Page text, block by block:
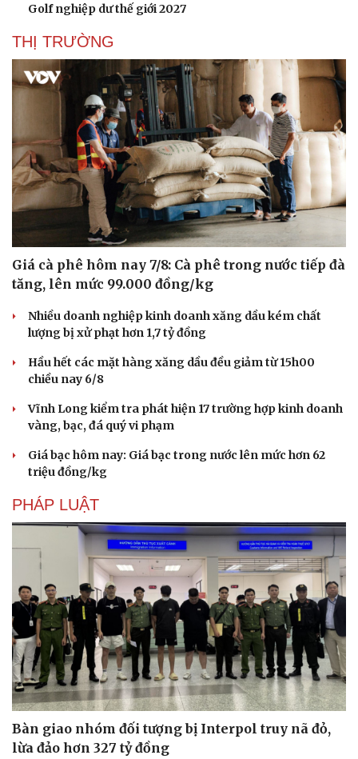
Golf nghiệp dư thế giới 2027
THỊ TRƯỜNG
Giá cà phê hôm nay 7/8: Cà phê trong nước tiếp đà
tăng, lên mức 99.000 đồng/kg
Nhiều doanh nghiệp kinh doanh xăng dầu kém chất
lượng bị xử phạt hơn 1,7 tỷ đồng
Hầu hết các mặt hàng xăng dầu đều giảm từ 15h00
chiều nay 6/8
Vĩnh Long kiểm tra phát hiện 17 trường hợp kinh doanh
vàng, bạc, đá quý vi phạm
Giá bạc hôm nay: Giá bạc trong nước lên mức hơn 62
triệu đồng/kg
PHÁP LUẬT
Bàn giao nhóm đối tượng bị Interpol truy nã đỏ,
lừa đảo hơn 327 tỷ đồng